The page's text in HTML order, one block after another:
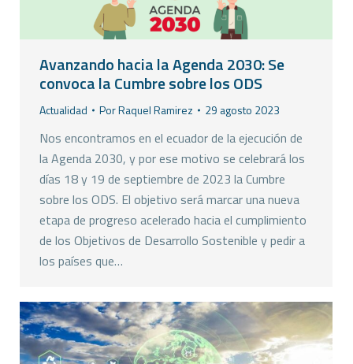
Avanzando hacia la Agenda 2030: Se
convoca la Cumbre sobre los ODS
Actualidad PorRaquel Ramirez 29 agosto 2023
Nos encontramos en el ecuador de la ejecución de
la Agenda 2030, y por ese motivo se celebrará los
días 18 y 19 de septiembre de 2023 la Cumbre
sobre los ODS. El objetivo será marcar una nueva
etapa de progreso acelerado hacia el cumplimiento
de los Objetivos de Desarrollo Sostenible y pedir a
los países que…